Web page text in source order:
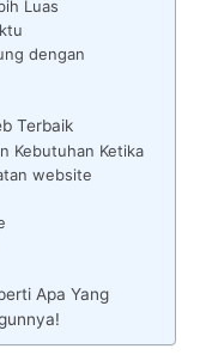
Luas
dengan
Terbaik
Kebutuhan Ketika
website
Apa Yang